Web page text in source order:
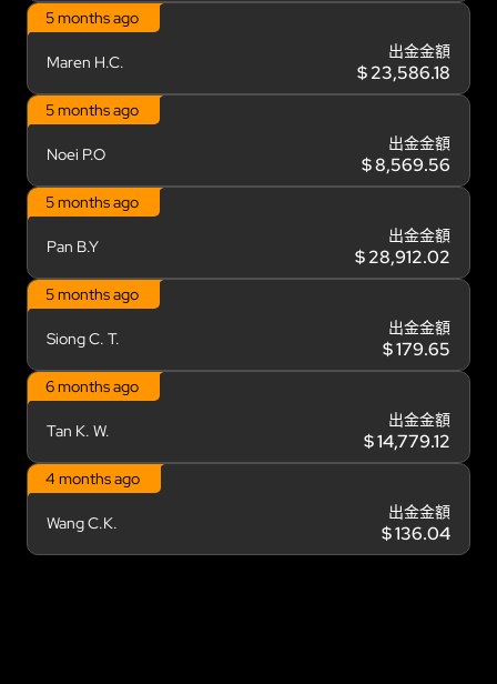
5 months ago
Maren H.C.
出金金額
$ 23,586.18
5 months ago
Noei P.O
出金金額
$ 8,569.56
5 months ago
Pan B.Y
出金金額
$ 28,912.02
5 months ago
Siong C. T.
出金金額
$ 179.65
6 months ago
Tan K. W.
出金金額
$ 14,779.12
4 months ago
Wang C.K.
出金金額
$ 136.04